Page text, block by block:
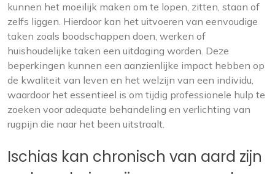
kunnen het moeilijk maken om te lopen, zitten, staan of
zelfs liggen. Hierdoor kan het uitvoeren van eenvoudige
taken zoals boodschappen doen, werken of
huishoudelijke taken een uitdaging worden. Deze
beperkingen kunnen een aanzienlijke impact hebben op
de kwaliteit van leven en het welzijn van een individu,
waardoor het essentieel is om tijdig professionele hulp te
zoeken voor adequate behandeling en verlichting van
rugpijn die naar het been uitstraalt.
Ischias kan chronisch van aard zijn